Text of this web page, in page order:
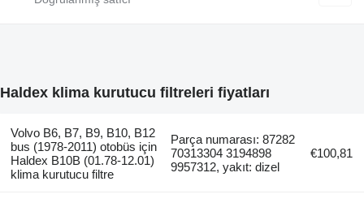
Haldex klima kurutucu filtreleri fiyatları
Volvo B6, B7, B9, B10, B12
bus (1978-2011) otobüs için
Haldex B10B (01.78-12.01)
klima kurutucu filtre
Parça numarası: 87282
70313304 3194898
9957312, yakıt: dizel
€100,81